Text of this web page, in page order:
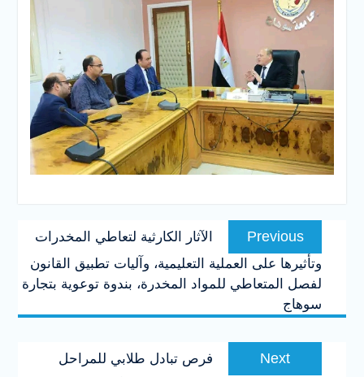
تصفّح
المقالاتPrevious
Previous
post:
الآثار الكارثية لتعاطي المخدرات
وتأثيرها على العملية التعليمية، وآليات تطبيق القانون
لفصل المتعاطي للمواد المخدرة، بندوة توعوية بتجارة
سوهاج
Next
post:
فرص تبادل طلابي للمراحل